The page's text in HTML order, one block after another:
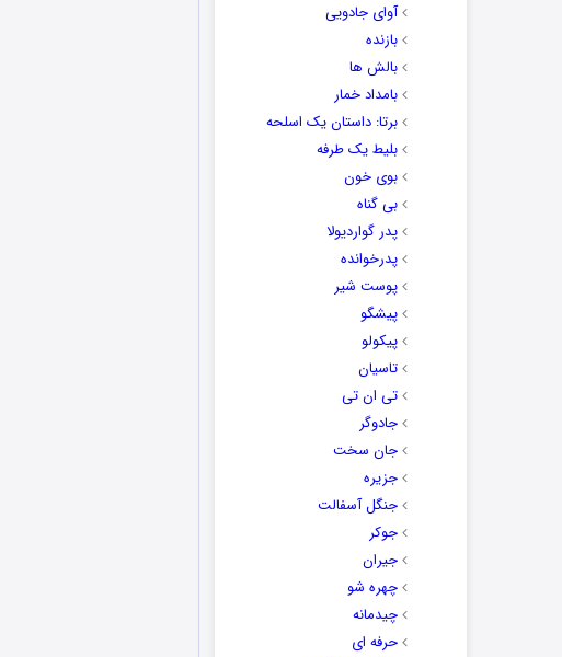
آوای جادویی
بازنده
بالش ها
بامداد خمار
برتا: داستان یک اسلحه
بلیط یک‌‌ طرفه
بوی خون
بی گناه
پدر گواردیولا
پدرخوانده
پوست شیر
پیشگو
پیکولو
تاسیان
تی ان تی
جادوگر
جان سخت
جزیره
جنگل آسفالت
جوکر
جیران
چهره شو
چیدمانه
حرفه ای